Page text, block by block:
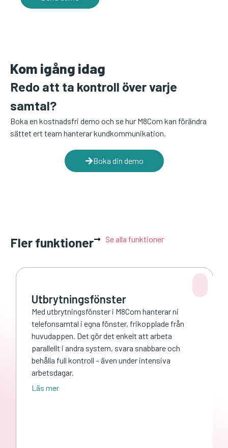
Kom igång idag
Redo att ta kontroll över varje
samtal?
Boka en kostnadsfri demo och se hur M8Com kan förändra
sättet ert team hanterar kundkommunikation.
Boka din demo
Fler funktioner Se alla funktioner
Utbrytningsfönster
Med utbrytningsfönster i M8Com hanterar ni
telefonsamtal i egna fönster, frikopplade från
huvudappen. Det gör det enkelt att arbeta
parallellt i andra system, svara snabbare och
behålla full kontroll – även under intensiva
arbetsdagar.
Läs mer